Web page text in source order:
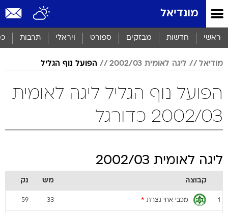
מונדיאל
ראשי חדשות מבזקים ספורט ויראלי תרבות
מודיאל ליגה לאומית 2002/03 הפועל נוף הגליל
הפועל נוף הגליל ליגה לאומית
2002/03 כדורגל
ליגה לאומית 2002/03
קבוצה מש נק
1 מכבי אחי נצרת *
33
59